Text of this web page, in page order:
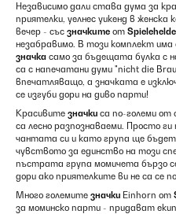
Независимо дали става дума за
приятелки, уелнес уикенд в
вечер - със значките от
незабравимо. В този комплект има
значка само за бъдещата булка с
са с напечатани думи "nicht die
впечатляващо, а значката е
се изгуби дори на диво парти!
Красивите значки са по-големи от
са лесно разпознаваеми. Просто
чантата си и като група ще
чувството за единство на този
пъстрата група момичета бързо
дори ако приятелките ви не са се
Много големите значки Einhorn от
за моминско парти - придават